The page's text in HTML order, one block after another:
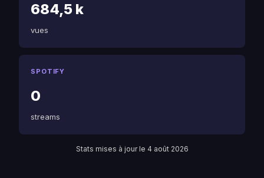
684,5 k
vues
SPOTIFY
0
streams
Stats mises à jour le 4 août 2026